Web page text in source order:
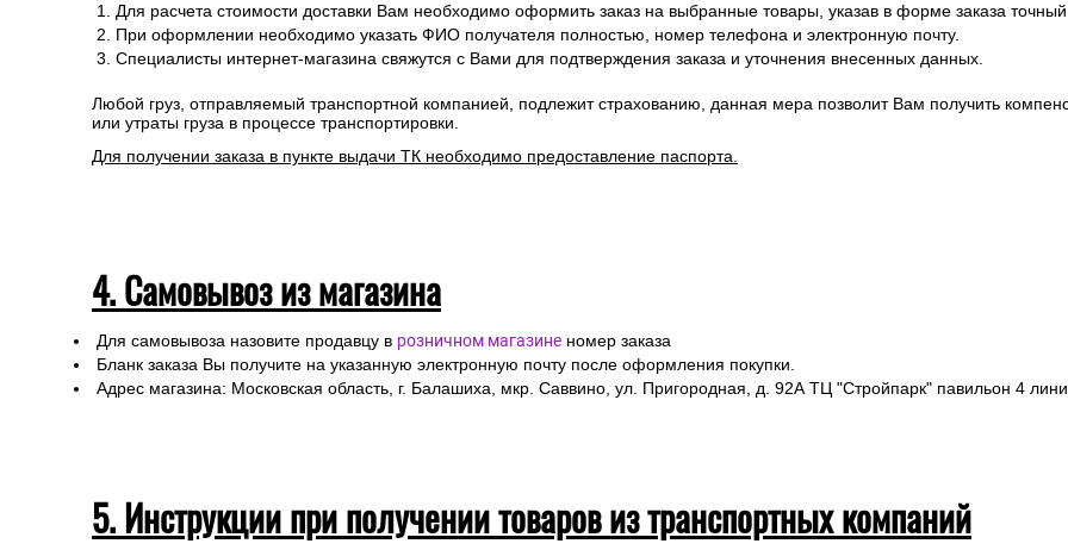
Для расчета стоимости доставки Вам необходимо оформить заказ на выбранные товары, указав в форме заказа точный
При оформлении необходимо указать ФИО получателя полностью, номер телефона и электронную почту.
Специалисты интернет-магазина свяжутся с Вами для подтверждения заказа и уточнения внесенных данных.
Любой груз, отправляемый транспортной компанией, подлежит страхованию, данная мера позволит Вам получить
или утраты груза в процессе транспортировки.
Для получении заказа в пункте выдачи ТК необходимо предоставление паспорта.
4. Самовывоз из магазина
Для самовывоза назовите продавцу в розничном магазине номер заказа
Бланк заказа Вы получите на указанную электронную почту после оформления покупки.
Адрес магазина: Московская область, г. Балашиха, мкр. Саввино, ул. Пригородная, д. 92А ТЦ "Стройпарк" павильон 4
5. Инструкции при получении товаров из транспортных компаний